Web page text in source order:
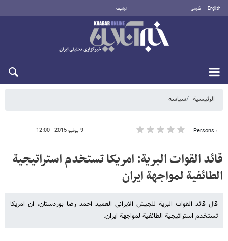
English فارسی أرشيف
الرئيسية سیاسه
٠ Persons 9 يونيو 2015 - 12:00
قائد القوات البریة: امریکا تستخدم استراتیجیة
الطائفیة لمواجهة ایران
قال قائد القوات البریة للجیش الایرانی العمید احمد رضا بوردستان، ان امریکا
تستخدم استراتیجیة الطائفیة لمواجهة ایران.